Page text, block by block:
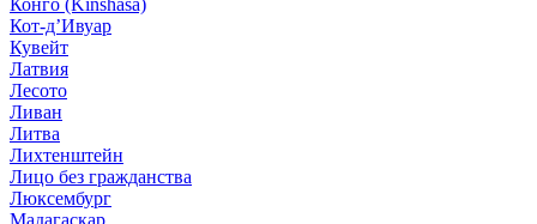
Конго (Kinshasa)
Кот-д’Ивуар
Кувейт
Латвия
Лесото
Ливан
Литва
Лихтенштейн
Лицо без гражданства
Люксембург
Мадагаскар